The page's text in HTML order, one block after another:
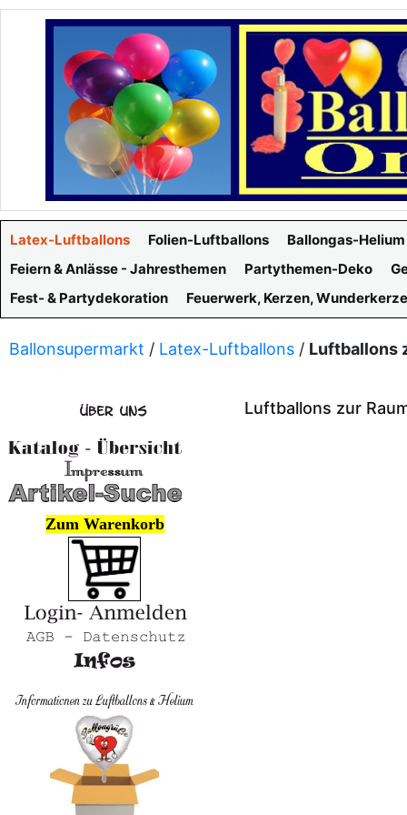
Latex-Luftballons Folien-Luftballons
Ballongas-Helium
Feiern & Anlässe - Jahresthemen
Partythemen-Deko
Fest- & Partydekoration
Feuerwerk, Kerzen,
Ballonsupermarkt / Latex-Luftballons / Luftballons
Luftballons zur
Zum Warenkorb